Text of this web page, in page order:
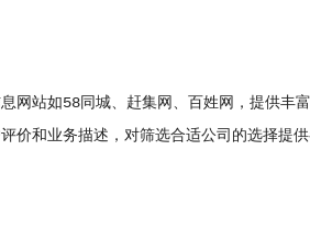
站如58同城、赶集网、百姓网，提供丰
价和业务描述，对筛选合适公司的选择提供